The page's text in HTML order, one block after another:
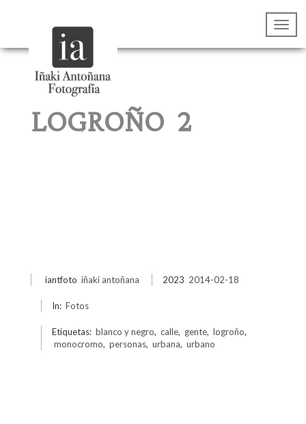
LOGROÑO 2
iantfoto iñaki antoñana 2023 2014-02-18
In: Fotos
Etiquetas: blanco y negro, calle, gente, logroño,
monocromo, personas, urbana, urbano